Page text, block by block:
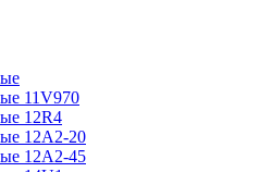
11V970
12R4
12А2-20
12А2-45